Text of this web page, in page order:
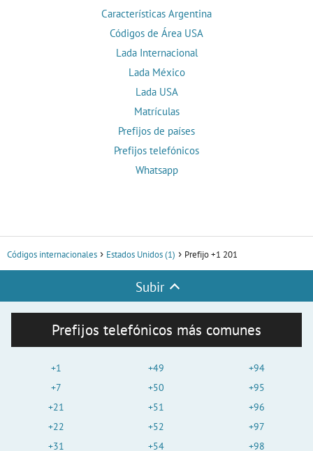
Características Argentina
Códigos de Área USA
Lada Internacional
Lada México
Lada USA
Matrículas
Prefijos de países
Prefijos telefónicos
Whatsapp
Códigos internacionales Estados Unidos (1) Prefijo +1 201
Subir
Prefijos telefónicos más comunes
+1
+7
+21
+22
+31
+49
+50
+51
+52
+54
+94
+95
+96
+97
+98